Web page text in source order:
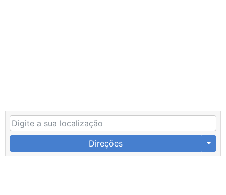
Direções